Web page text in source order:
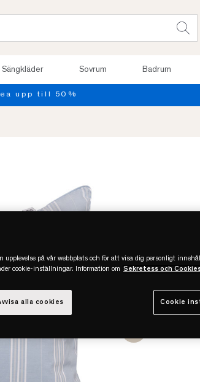
Sängkläder Sovrum Badrum
upp till 100 nätter. Läs mer
upplevelse på vår webbplats och för att visa dig personligt
cookie-inställningar. Information om Sekretess och
Cookie
alla cookies